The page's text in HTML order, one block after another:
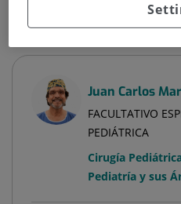
Juan Carlos
FACULTATIVO
PEDIÁTRICA
Cirugía
Pediatría y sus